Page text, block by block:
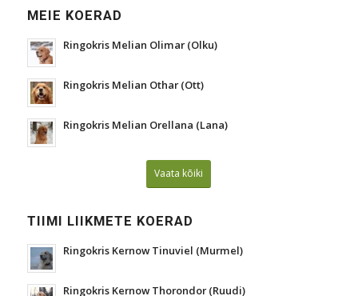
MEIE KOERAD
Ringokris Melian Olimar (Olku)
Ringokris Melian Othar (Ott)
Ringokris Melian Orellana (Lana)
Vaata kõiki
TIIMI LIIKMETE KOERAD
Ringokris Kernow Tinuviel (Murmel)
Ringokris Kernow Thorondor (Ruudi)